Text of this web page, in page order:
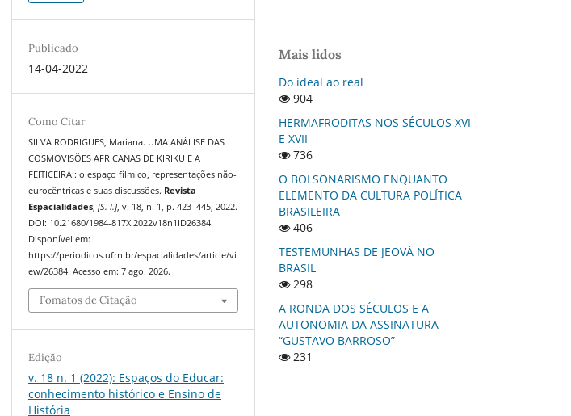
Publicado
14-04-2022
Como Citar
SILVA RODRIGUES, Mariana. UMA ANÁLISE DAS
COSMOVISÕES AFRICANAS DE KIRIKU E A
FEITICEIRA:: o espaço fílmico, representações não-
eurocêntricas e suas discussões. Revista
Espacialidades,[S. l.], v. 18, n. 1, p. 423–445, 2022.
DOI: 10.21680/1984-817X.2022v18n1ID26384.
Disponível em:
https://periodicos.ufrn.br/espacialidades/article/vi
ew/26384. Acesso em: 7 ago. 2026.
Fomatos de Citação
Edição
v. 18 n. 1 (2022): Espaços do Educar:
conhecimento histórico e Ensino de
História
Mais lidos
Do ideal ao real
904
HERMAFRODITAS NOS SÉCULOS XVI
E XVII
736
O BOLSONARISMO ENQUANTO
ELEMENTO DA CULTURA POLÍTICA
BRASILEIRA
406
TESTEMUNHAS DE JEOVÁ NO
BRASIL
298
A RONDA DOS SÉCULOS E A
AUTONOMIA DA ASSINATURA
“GUSTAVO BARROSO”
231